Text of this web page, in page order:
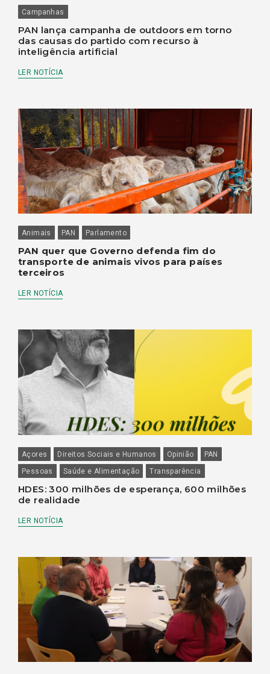
Campanhas
PAN lança campanha de outdoors em torno
das causas do partido com recurso à
inteligência artificial
LER NOTÍCIA
Animais PAN Parlamento
PAN quer que Governo defenda fim do
transporte de animais vivos para países
terceiros
LER NOTÍCIA
Açores Direitos Sociais e Humanos Opinião
PAN
Pessoas
Saúde e Alimentação Transparência
HDES: 300 milhões de esperança, 600 milhões
de realidade
LER NOTÍCIA